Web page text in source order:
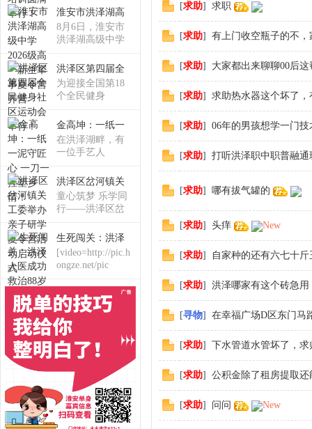
坛
淮安市洪泽湖高
8月6日，淮安市
洪泽湖高级中学
洪泽区第四届全
为迎接全国第18
个全民健身
金高坤：一纸一
在洪泽湖畔，有
一位手艺人
洪泽区岔河镇关
童心筑梦 乐学同
行——洪泽区岔
生死闯关：洪泽
[video=http://pic.h
ongze.net/pic
[求助] 求职
[求助] 有上门收空瓶子的不
[求助] 大家都出来聊聊00后这
[求助] 求助热水器这个坏了，
[求助] 06年的男孩想学一门
[求助] 打听洪泽职中职普融
[求助] 哪有拔气罐的
[求助] 头痒 New
[求助] 自家种的还有六七十
[求助] 洪泽哪家有这个砖急用
[寻物] 在幸福广场D区东门马
[求助] 下水管道水管坏了，求
[求助] 公积金除了租房提取还
[求助] 问问 New